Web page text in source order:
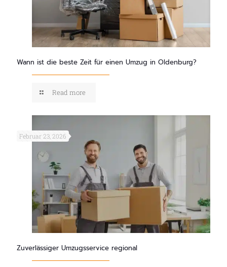
Wann ist die beste Zeit für einen Umzug in Oldenburg?
Read more
Februar 23, 2026
Zuverlässiger Umzugsservice regional